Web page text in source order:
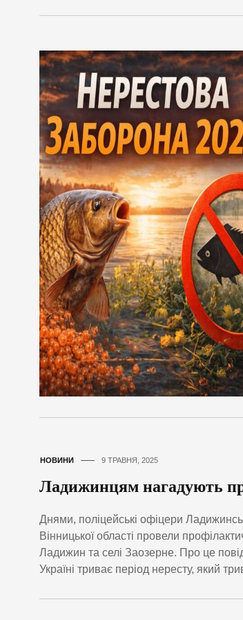
НОВИНИ 9 ТРАВНЯ, 2025
Ладижинцям нагадують
Днями, поліцейські офіцери
Вінницької області провели
Ладижин та селі Заозерне. Про це
Україні триває період нересту, який